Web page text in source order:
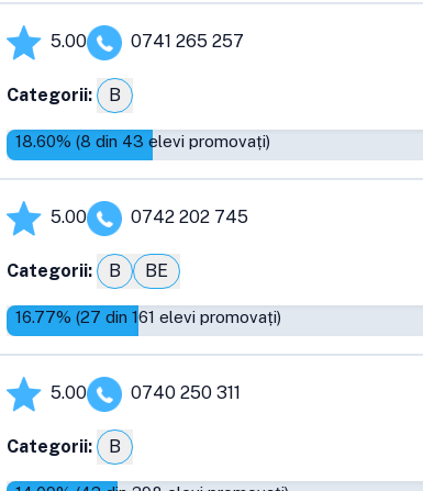
5.00 0741 265 257
Categorii: B
18.60% (8 din 43 elevi promovați)
5.00 0742 202 745
Categorii: B BE
16.77% (27 din 161 elevi promovați)
5.00 0740 250 311
Categorii: B